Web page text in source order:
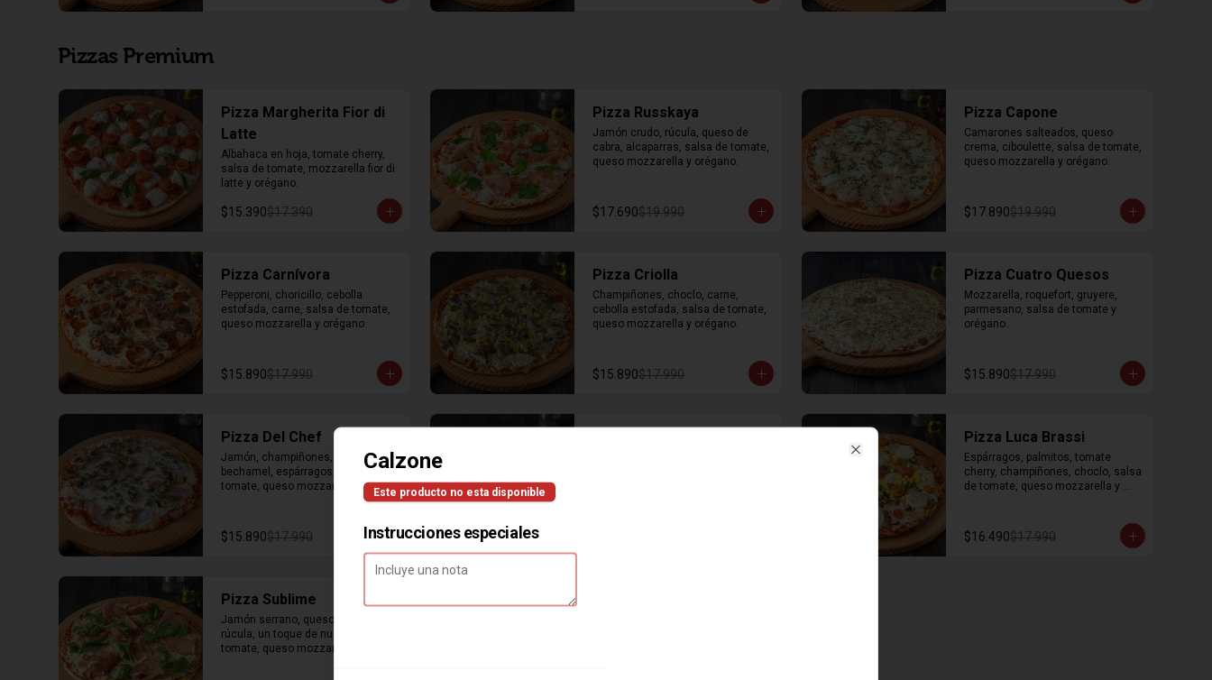
Pizzas Premium
Pizza Margherita Fior di
Latte
Albahaca en hoja, tomate cherry,
salsa de tomate, mozzarella fior di
latte y orégano.
$15.390$17.390
Pizza Russkaya
Jamón crudo, rúcula, queso de
cabra, alcaparras, salsa de tomate,
queso mozzarella y orégano.
$17.690$19.990
Pizza Capone
Camarones salteados, queso
crema, ciboulette, salsa de tomate,
queso mozzarella y orégano.
$17.890$19.990
Pizza Carnívora
Pepperoni, choricillo, cebolla
estofada, carne, salsa de tomate,
queso mozzarella y orégano.
$15.890$17.990
Pizza Criolla
Champiñones, choclo, carne,
cebolla estofada, salsa de tomate,
queso mozzarella y orégano.
$15.890$17.990
Pizza Cuatro Quesos
Mozzarella, roquefort, gruyere,
parmesano, salsa de tomate y
orégano.
$15.890$17.990
Pizza Del Chef
Jamón, champiñones, salsa
bechamel, espárragos, salsa de
tomate, queso mozzarella y
$15.890$17.990
Pizza Luca Brassi
Espárragos, palmitos, tomate
cherry, champiñones, choclo, salsa
de tomate, queso mozzarella y
$16.490$17.990
Pizza Sublime
Jamón serrano, queso roquefort,
rúcula, un toque de nuez, salsa de
tomate, queso mozzarella y
Calzone
Este producto no esta disponible
Instrucciones especiales
Close